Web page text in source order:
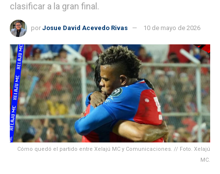
clasificar a la gran final.
por Josue David Acevedo Rivas 10 de mayo de 2026
Cómo quedó el partido entre Xelajú MC y Comunicaciones. // Foto. Xelajú
MC.